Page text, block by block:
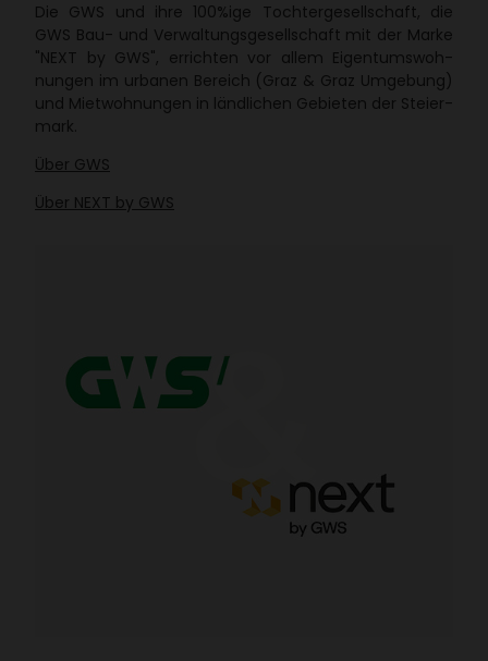
Die GWS und ihre 100%ige Toch­ter­ge­sell­schaft, die
GWS Bau- und Verwal­tungs­ge­sell­schaft mit der Marke
"NEXT by GWS", errichten vor allem Eigen­tums­woh­
nungen im urbanen Bereich (Graz & Graz Umge­bung)
und Miet­woh­nungen in länd­li­chen Gebieten der Stei­er­
mark.
Über GWS
Über NEXT by GWS